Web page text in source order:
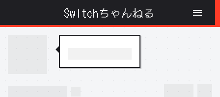
Switchちゃんねる